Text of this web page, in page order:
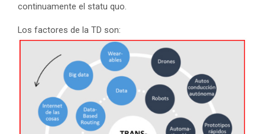
continuamente el statu quo.
Los factores de la TD son: